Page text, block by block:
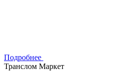
Подробнее
Транслом Маркет